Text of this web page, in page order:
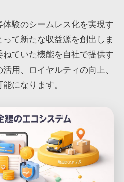
験のシームレス化を実現す
て新たな収益源を創出しま
ていた機能を自社で提供す
用、ロイヤルティの向上、
になります。